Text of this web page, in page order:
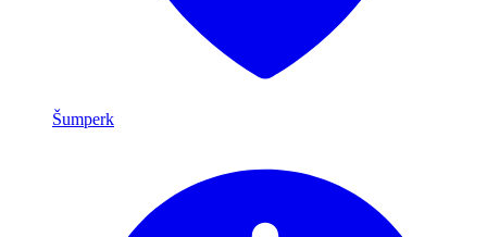
Šumperk